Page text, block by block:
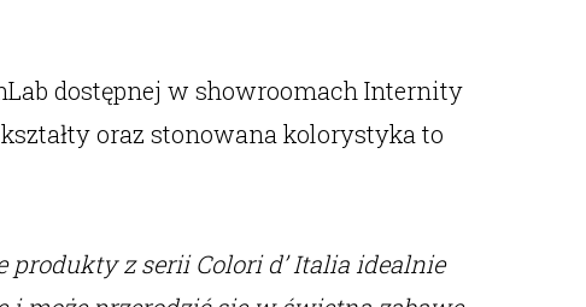
dostępnej w showroomach Internity
oraz stonowana kolorystyka to
produkty z serii Colori d’ Italia idealnie